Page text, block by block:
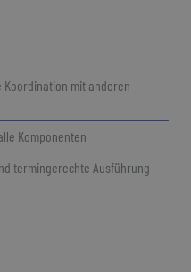
Koordination mit anderen
Komponenten
termingerechte Ausführung